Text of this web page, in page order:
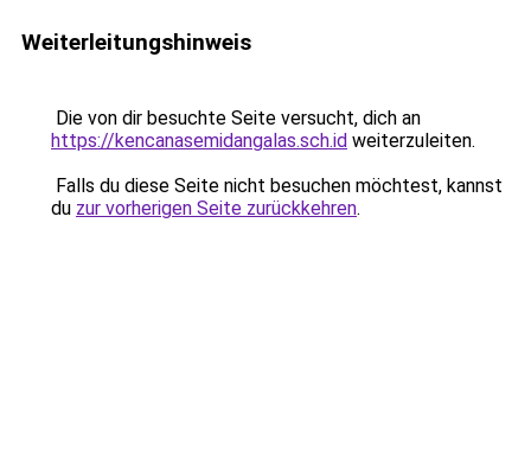
Weiterleitungshinweis
Die von dir besuchte Seite versucht, dich an
https://kencanasemidangalas.sch.id weiterzuleiten.
Falls du diese Seite nicht besuchen möchtest, kannst
du zur vorherigen Seite zurückkehren.